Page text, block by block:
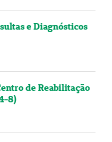
e Diagnósticos
de Reabilitação
8)